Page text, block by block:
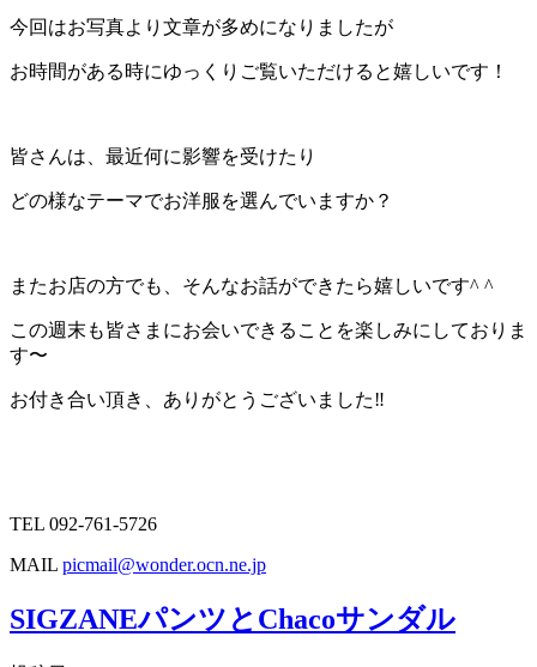
今回はお写真より文章が多めになりましたが
お時間がある時にゆっくりご覧いただけると嬉しいです！
皆さんは、最近何に影響を受けたり
どの様なテーマでお洋服を選んでいますか？
またお店の方でも、そんなお話ができたら嬉しいです^ ^
この週末も皆さまにお会いできることを楽しみにしておりま
す〜
お付き合い頂き、ありがとうございました‼︎
TEL 092-761-5726
MAIL picmail@wonder.ocn.ne.jp
SIGZANEパンツとChacoサンダル